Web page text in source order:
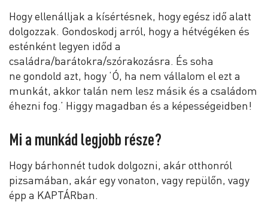
Hogy ellenálljak a kísértésnek, hogy egész idő alatt
dolgozzak. Gondoskodj arról, hogy a hétvégéken és
esténként legyen időd a
családra/barátokra/szórakozásra. És soha
ne gondold azt, hogy ‘Ó, ha nem vállalom el ezt a
munkát, akkor talán nem lesz másik és a családom
éhezni fog.’ Higgy magadban és a képességeidben!
Mi a munkád legjobb része?
Hogy bárhonnét tudok dolgozni, akár otthonról
pizsamában, akár egy vonaton, vagy repülőn, vagy
épp a KAPTÁRban.